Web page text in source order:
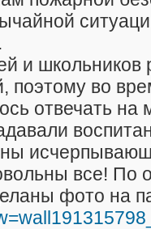
и школьников
поэтому во
отвечать на
все! По
фото на